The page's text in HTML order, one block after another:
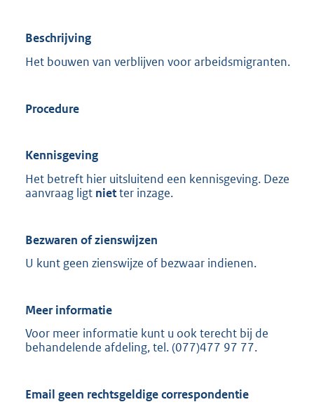
Beschrijving
Het bouwen van verblijven voor arbeidsmigranten.
Procedure
Kennisgeving
Het betreft hier uitsluitend een kennisgeving. Deze
aanvraag ligt nietter inzage.
Bezwaren of zienswijzen
U kunt geen zienswijze of bezwaar indienen.
Meer informatie
Voor meer informatie kunt u ook terecht bij de
behandelende afdeling, tel. (077)477 97 77.
Email geen rechtsgeldige correspondentie